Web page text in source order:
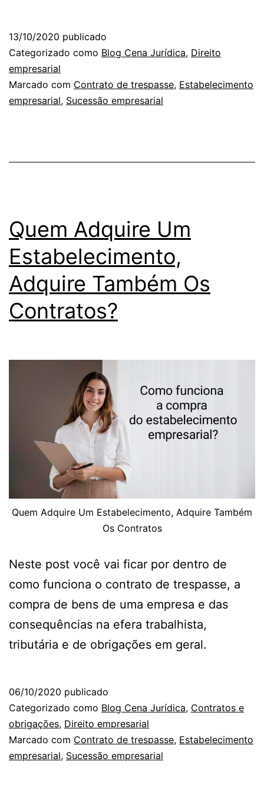
13/10/2020 publicado
Categorizado como Blog Cena Jurídica, Direito
empresarial
Marcado com Contrato de trespasse, Estabelecimento
empresarial, Sucessão empresarial
Quem Adquire Um
Estabelecimento,
Adquire Também Os
Contratos?
Quem Adquire Um Estabelecimento, Adquire Também
Os Contratos
Neste post você vai ficar por dentro de
como funciona o contrato de trespasse, a
compra de bens de uma empresa e das
consequências na efera trabalhista,
tributária e de obrigações em geral.
06/10/2020 publicado
Categorizado como Blog Cena Jurídica, Contratos e
obrigações, Direito empresarial
Marcado com Contrato de trespasse, Estabelecimento
empresarial, Sucessão empresarial